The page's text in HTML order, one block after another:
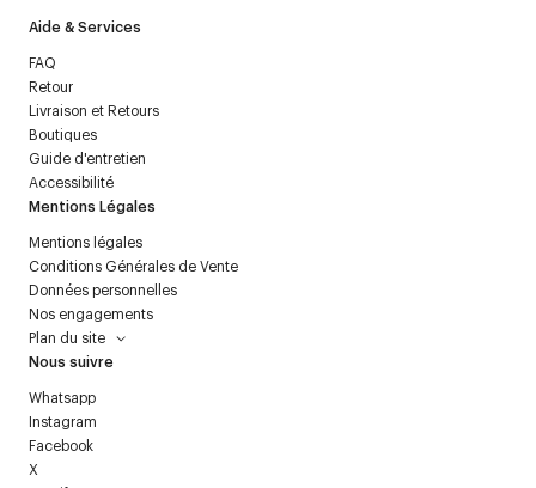
Aide & Services
FAQ
Retour
Livraison et Retours
Boutiques
Guide d'entretien
Accessibilité
Mentions Légales
Mentions légales
Conditions Générales de Vente
Données personnelles
Nos engagements
Plan du site
Nous suivre
Whatsapp
Instagram
Facebook
X